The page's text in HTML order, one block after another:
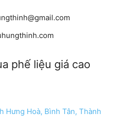
phế liệu giá cao
Hưng Hoà, Bình Tân, Thành